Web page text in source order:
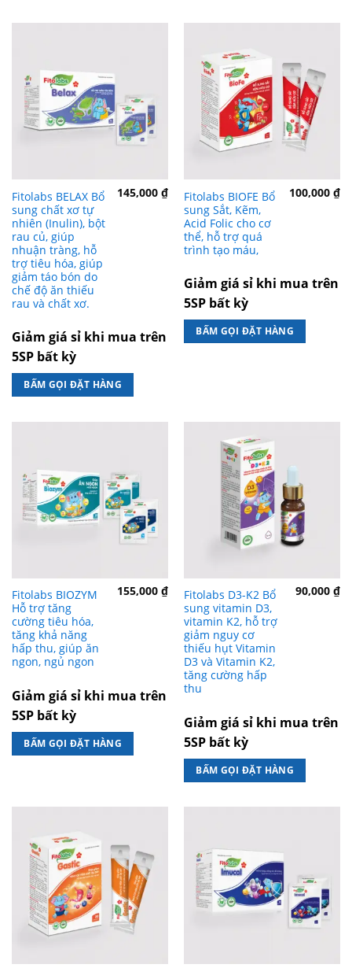
Fitolabs BELAX Bổ
sung chất xơ tự
nhiên (Inulin), bột
rau củ, giúp
nhuận tràng, hỗ
trợ tiêu hóa, giúp
giảm táo bón do
chế độ ăn thiếu
rau và chất xơ.
145,000₫
Giảm giá sỉ khi mua trên
5SP bất kỳ
BẤM GỌI ĐẶT HÀNG
Fitolabs BIOFE Bổ
sung Sắt, Kẽm,
Acid Folic cho cơ
thể, hỗ trợ quá
trình tạo máu,
100,000₫
Giảm giá sỉ khi mua trên
5SP bất kỳ
BẤM GỌI ĐẶT HÀNG
Fitolabs BIOZYM
Hỗ trợ tăng
cường tiêu hóa,
tăng khả năng
hấp thu, giúp ăn
ngon, ngủ ngon
155,000₫
Giảm giá sỉ khi mua trên
5SP bất kỳ
BẤM GỌI ĐẶT HÀNG
Fitolabs D3-K2 Bổ
sung vitamin D3,
vitamin K2, hỗ trợ
giảm nguy cơ
thiếu hụt Vitamin
D3 và Vitamin K2,
tăng cường hấp
thu
90,000₫
Giảm giá sỉ khi mua trên
5SP bất kỳ
BẤM GỌI ĐẶT HÀNG